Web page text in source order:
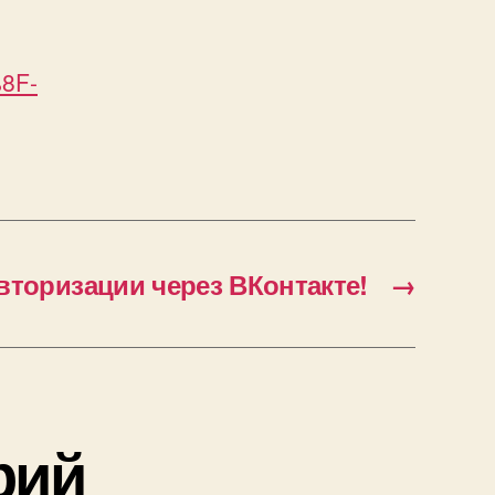
→
через ВКонтакте!